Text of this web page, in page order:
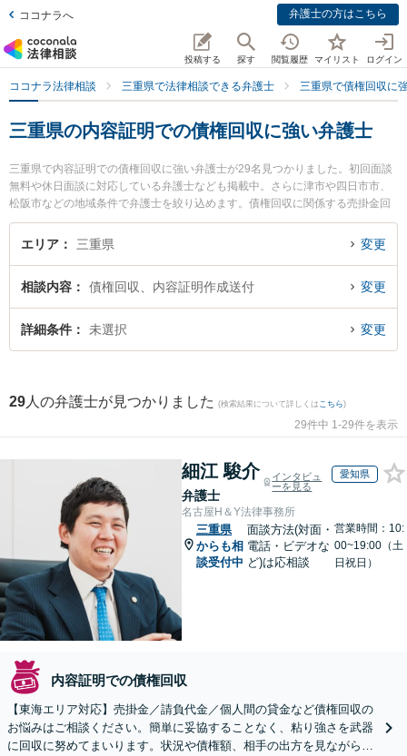
ココナラへ 弁護士の方はこちら
投稿する 探す 閲覧履歴 マイリスト ログイン
ココナラ法律相談 三重県で法律相談できる弁護士 三重県で債権回収に
三重県の内容証明での債権回収に強い弁護士
三重県で内容証明での債権回収に強い弁護士が29名見つかりました。初回面談
無料や休日面談に対応している弁護士なども掲載中。さらに津市や四日市市、
松阪市などの地域条件で弁護士を絞り込めます。債権回収に関係する売掛金回
収や債権回収代行、債権の時効中断等の細かな分野での絞り込み検索もでき便
利です。特に弁護士法人シンフォニア法律事務所の長尾 英介弁護士や弁護士法
重県で土日や夜間に発生した内容証明での債権回収のトラブルを今すぐに弁護
士に相談したい』『内容証明での債権回収のトラブル解決の実績豊富な近くの
弁護士を検索したい』『初回相談無料で内容証明での債権回収を法律相談でき
エリア 三重県 変更
相談内容 債権回収、内容証明作成送付 変更
詳細条件 未選択 変更
29 人の弁護士が見つかりました (検索結果について詳しくは こちら)
29件中 1-29件を表示
細江 駿介
弁護士
インタビュ
ーを見る
愛知県
名古屋H＆Y法律事務所
三重県
からも相
談受付中
面談方法(対面・
電話・ビデオな
ど)は応相談
営業時間：10:
00~19:00（土
日祝日）
内容証明での債権回収
【東海エリア対応】売掛金／請負代金／個人間の貸金など債権回収の
お悩みはご相談ください。簡単に妥協することなく、粘り強さを武器
に回収に努めてまいります。状況や債権額、相手の出方を見ながら、